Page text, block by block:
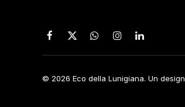
Facebook
X
(Twitter)
WhatsApp
Instagram
LinkedIn
© 2026 Eco della Lunigiana. Un design